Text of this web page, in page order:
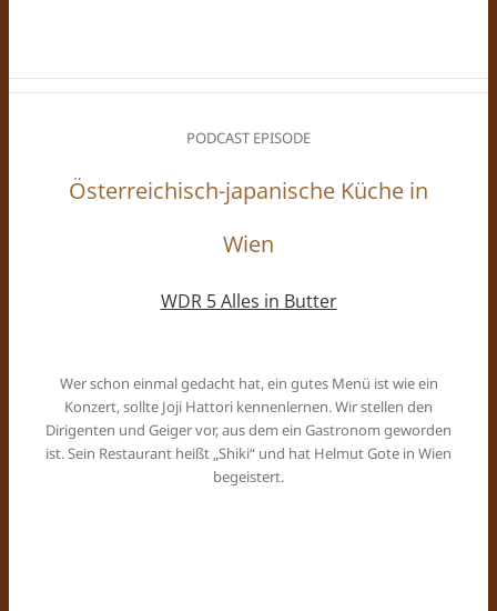
PODCAST EPISODE
Österreichisch-japanische Küche in
Wien
WDR 5 Alles in Butter
Wer schon einmal gedacht hat, ein gutes Menü ist wie ein
Konzert, sollte Joji Hattori kennenlernen. Wir stellen den
Dirigenten und Geiger vor, aus dem ein Gastronom geworden
ist. Sein Restaurant heißt „Shiki“ und hat Helmut Gote in Wien
begeistert.